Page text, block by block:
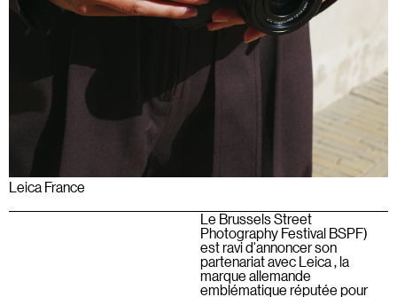
Leica France
Le Brussels Street
Photography Festival BSPF)
est ravi d'annoncer son
partenariat avec Leica , la
marque allemande
emblématique réputée pour